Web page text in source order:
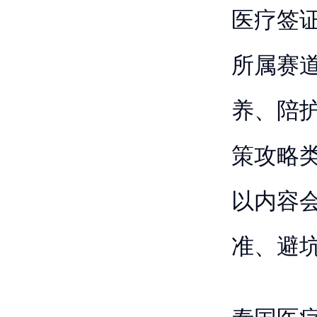
医疗签
所属赛
养、陪
策攻略
以内容
准、避